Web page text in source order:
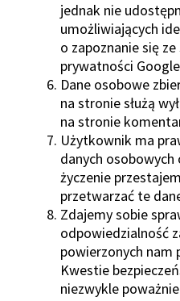
jednak nie
umożliwiających
o zapoznanie się
prywatności
Dane osobowe
na stronie służą
na stronie
Użytkownik ma
danych osobowych
życzenie
przetwarzać te
Zdajemy sobie
odpowiedzialność
powierzonych nam
Kwestie
niezwykle